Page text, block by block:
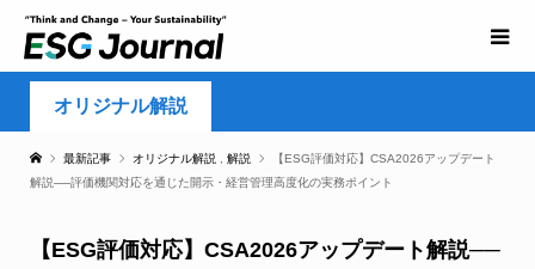
オリジナル解説
最新記事 オリジナル解説 解説
【ESG評価対応】CSA2026アップデート
解説──評価機関対応を通じた開示・経営管理高度化の実務ポイント
【ESG評価対応】CSA2026アップデート解説──